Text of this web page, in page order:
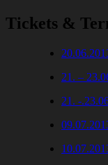
Tickets &
21. –
21. -